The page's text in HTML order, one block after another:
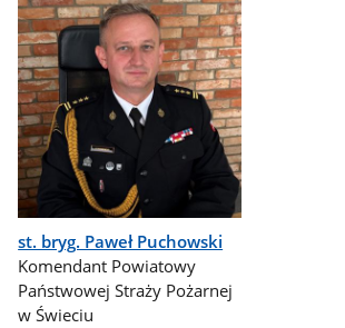
st. bryg. Paweł Puchowski
Komendant Powiatowy
Państwowej Straży Pożarnej
w Świeciu